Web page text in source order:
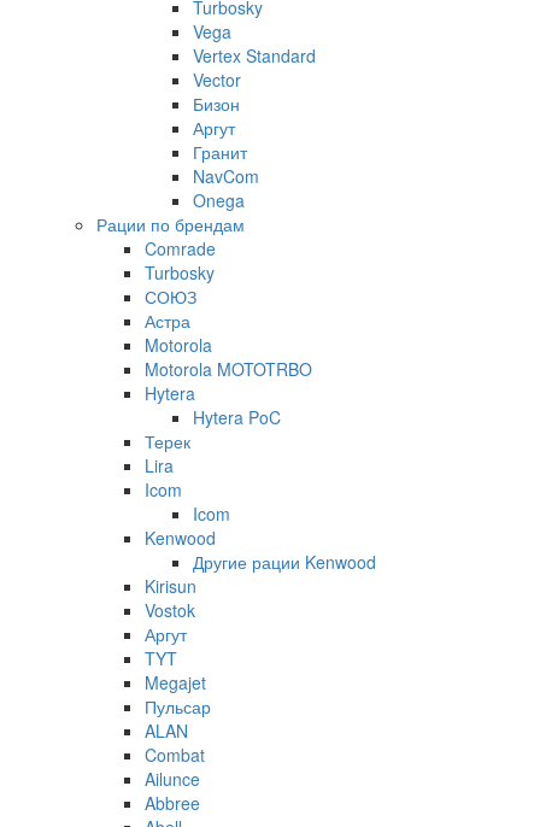
Turbosky
Vega
Vertex Standard
Vector
Бизон
Аргут
Гранит
NavCom
Onega
Рации по брендам
Comrade
Turbosky
СОЮЗ
Астра
Motorola
Motorola MOTOTRBO
Hytera
Hytera PoC
Терек
Lira
Icom
Icom
Kenwood
Другие рации Kenwood
Kirisun
Vostok
Аргут
TYT
Megajet
Пульсар
ALAN
Combat
Ailunce
Abbree